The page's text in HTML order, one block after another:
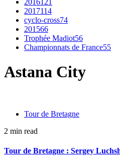
2016 121
2017114
cyclo-cross74
201566
Trophée Madiot56
Championnats de France55
Astana City
Tour de Bretagne
2 min read
Tour de Bretagne : Sergey